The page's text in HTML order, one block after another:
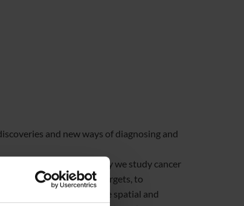
and new ways of diagnosing and
or will change, the way we study cancer
to choose drug targets, to
heretofore unimaginable spatial and